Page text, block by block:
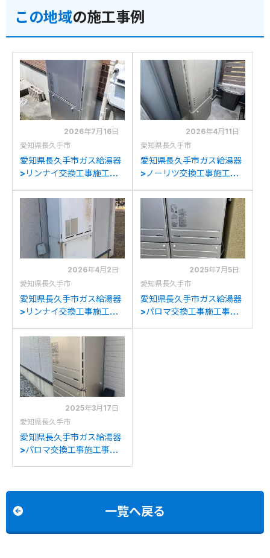
BLへの交換
BLへの交換
この地域の施工事例
2026年7月16日
愛知県長久手市
愛知県長久手市ガス給湯器
>リンナイ交換工事施工事
V2401SAWからリンナイ
RUF-K2406SAW(A)への
2026年4月11日
愛知県長久手市
愛知県長久手市ガス給湯器
>ノーリツ交換工事施工事
C2432SAWXからノーリ
ツGT-C2472SAW BLへの
2026年4月2日
愛知県長久手市
愛知県長久手市ガス給湯器
>リンナイ交換工事施工事
V2401SAWからリンナイ
RUF-K2406SAW(A)への
交換
2025年7月5日
愛知県長久手市
愛知県長久手市ガス給湯器
>パロマ交換工事施工事
2025年3月17日
愛知県長久手市
愛知県長久手市ガス給湯器
>パロマ交換工事施工事
一覧へ戻る